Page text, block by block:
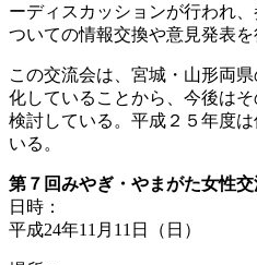
ーディスカッションが行われ
ついての情報交換や意見発表を
この交流会は、宮城・山形両
化していることから、今後は
検討している。平成２５年度
いる。
第７回みやぎ・やまがた女性
日時：
平成24年11月11日（日）